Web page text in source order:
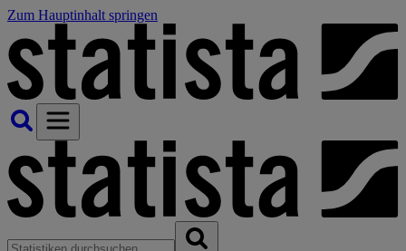
Zum Hauptinhalt springen